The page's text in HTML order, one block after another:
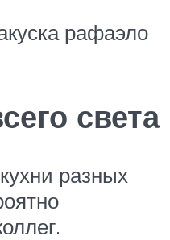
рафаэло
света
разных